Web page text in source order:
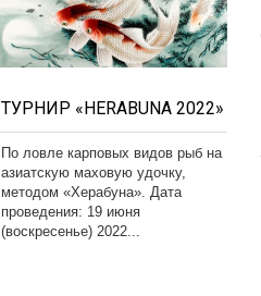
ТУРНИР «HERABUNA 2022»
По ловле карповых видов рыб на
азиатскую маховую удочку,
методом «Херабуна». Дата
проведения: 19 июня
(воскресенье) 2022...